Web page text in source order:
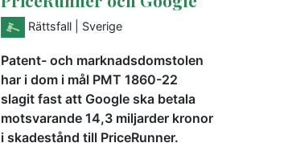
Rättsfall | Sverige
Patent- och marknadsdomstolen
har i dom i mål PMT 1860-22
slagit fast att Google ska betala
motsvarande 14,3 miljarder kronor
i skadestånd till PriceRunner.